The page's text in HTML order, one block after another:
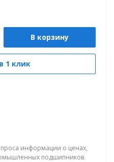
В корзину
1 клик
информации о ценах,
подшипников.